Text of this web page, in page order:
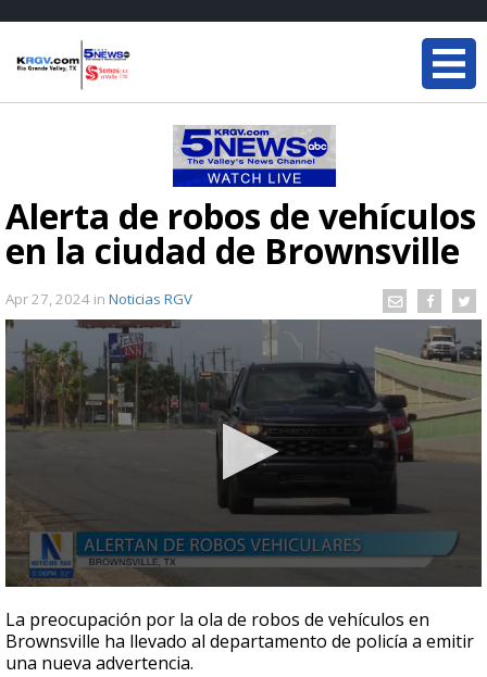
Alerta de robos de vehículos
en la ciudad de Brownsville
Apr 27, 2024 in Noticias RGV
seconds
of
34
seconds
La preocupación por la ola de robos de vehículos en
Brownsville ha llevado al departamento de policía a emitir
una nueva advertencia.